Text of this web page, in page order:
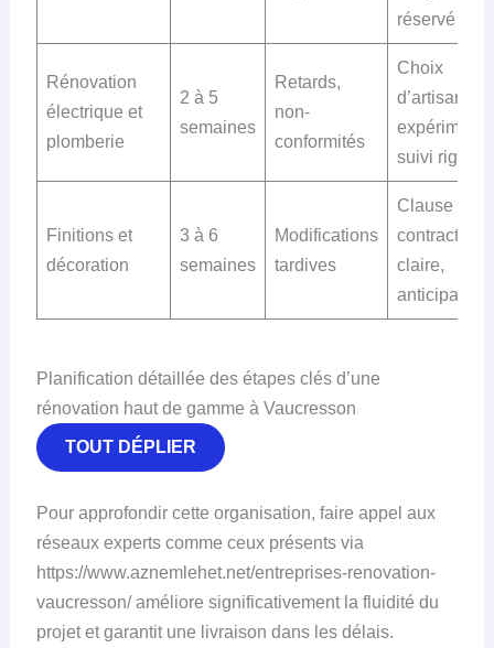
réservé
Rénovation
électrique et
plomberie
2 à 5
semaines
Retards,
non-
conformités
Choix
d’artisans
suivi
Finitions et
décoration
3 à 6
semaines
Modifications
tardives
Clause
claire,
anticipation
Planification détaillée des étapes clés d’une
rénovation haut de gamme à Vaucresson
TOUT DÉPLIER
Pour approfondir cette organisation, faire appel aux
réseaux experts comme ceux présents via
https://www.aznemlehet.net/entreprises-renovation-
vaucresson/ améliore significativement la fluidité du
projet et garantit une livraison dans les délais.